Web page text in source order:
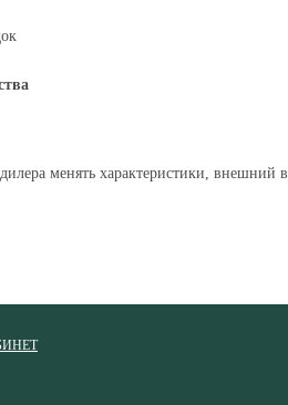
менять характеристики, внешний